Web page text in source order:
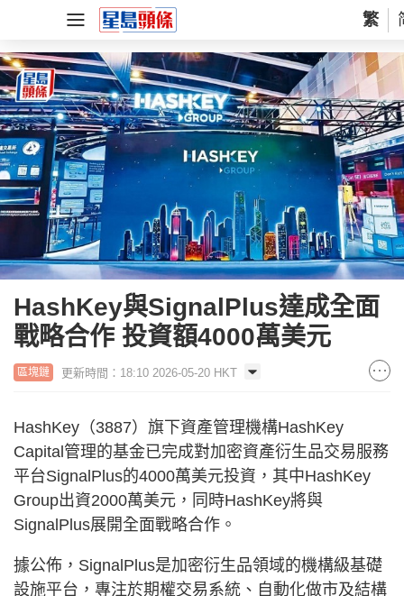
繁
HashKey與SignalPlus達成全面
戰略合作 投資額4000萬美元
區塊鏈 更新時間：18:10 2026-05-20 HKT
HashKey（3887）旗下資產管理機構HashKey
Capital管理的基金已完成對加密資產衍生品交易服務
平台SignalPlus的4000萬美元投資，其中HashKey
Group出資2000萬美元，同時HashKey將與
SignalPlus展開全面戰略合作。
據公佈，SignalPlus是加密衍生品領域的機構級基礎
設施平台，專注於期權交易系統、自動化做市及結構